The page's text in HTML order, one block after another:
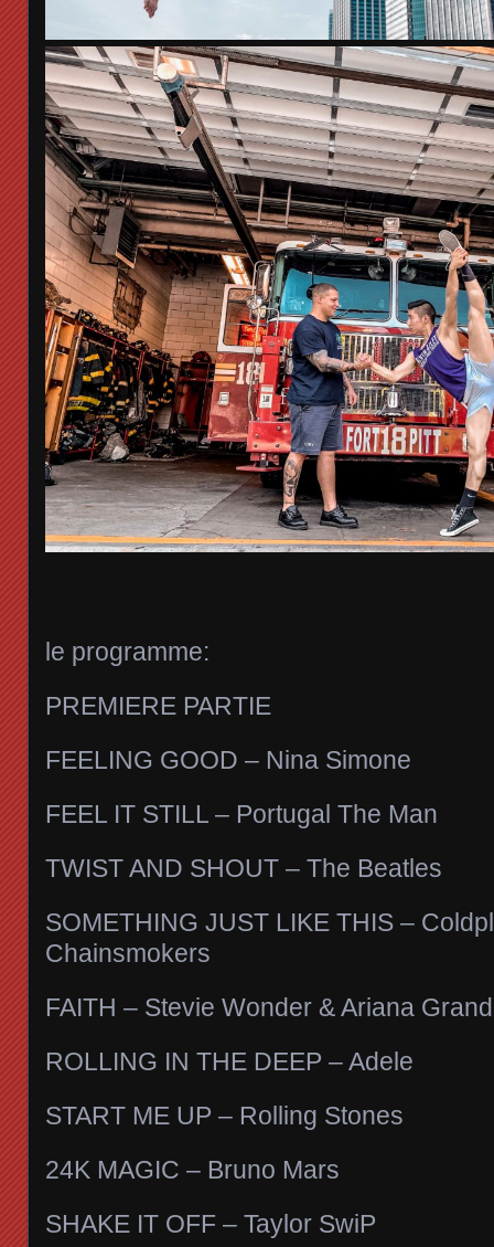
le programme:
PREMIERE PARTIE
FEELING GOOD – Nina Simone
FEEL IT STILL – Portugal The Man
TWIST AND SHOUT – The Beatles
SOMETHING JUST LIKE THIS –
Chainsmokers
FAITH – Stevie Wonder & Ariana
ROLLING IN THE DEEP – Adele
START ME UP – Rolling Stones
24K MAGIC – Bruno Mars
SHAKE IT OFF – Taylor SwiP